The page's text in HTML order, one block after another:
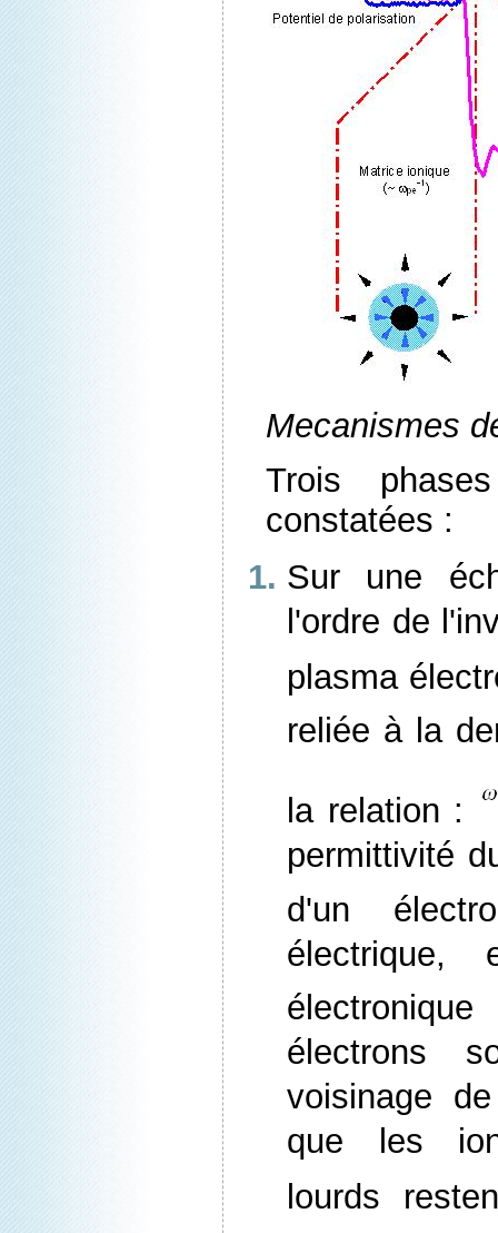
Mecanismes
Trois
constatées :
Sur une
l'ordre de
plasma
reliée à la
la relation :
permittivité
d'un
électrique,
électrons
voisinage
que les
lourds